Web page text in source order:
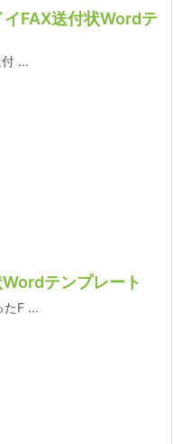
FAX送付状Wordテ
...
テンプレート
たF ...